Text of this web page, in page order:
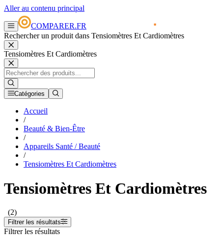
Aller au contenu principal
COMPARER.FR
Rechercher un produit dans Tensiomètres Et Cardiomètres
Tensiomètres Et Cardiomètres
Catégories
Accueil
/
Beauté & Bien-Être
/
Appareils Santé / Beauté
/
Tensiomètres Et Cardiomètres
Tensiomètres Et Cardiomètres
(2)
Filtrer les résultats
Filtrer les résultats